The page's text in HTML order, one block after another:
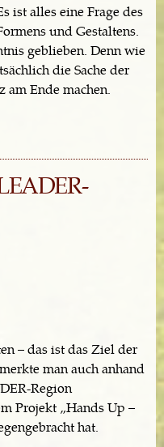
ist alles eine Frage des
und Gestaltens.
geblieben. Denn wie
die Sache der
Ende machen.
– das ist das Ziel der
man auch anhand
Region
Projekt „Hands Up –
hat.